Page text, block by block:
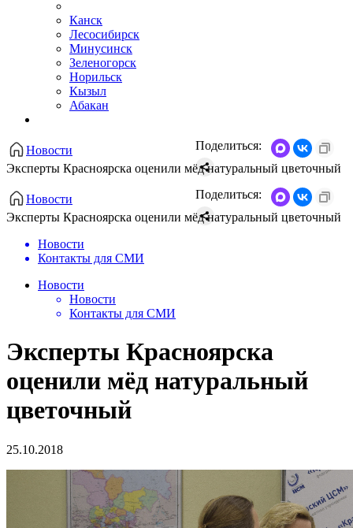
Канск
Лесосибирск
Минусинск
Зеленогорск
Норильск
Кызыл
Абакан
Новости
Эксперты Красноярска оценили мёд натуральный цветочный
Поделиться:
Новости
Эксперты Красноярска оценили мёд натуральный цветочный
Поделиться:
Новости
Контакты для СМИ
Новости
Новости
Контакты для СМИ
Эксперты Красноярска
оценили мёд натуральный
цветочный
25.10.2018